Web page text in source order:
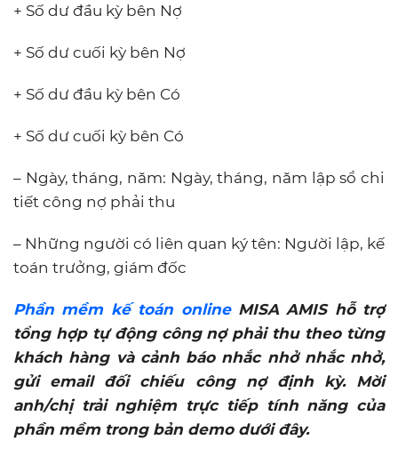
+ Số dư đầu kỳ bên Nợ
+ Số dư cuối kỳ bên Nợ
+ Số dư đầu kỳ bên Có
+ Số dư cuối kỳ bên Có
– Ngày, tháng, năm: Ngày, tháng, năm lập sổ chi
tiết công nợ phải thu
– Những người có liên quan ký tên: Người lập, kế
toán trưởng, giám đốc
Phần mềm kế toán onlineMISA AMIS hỗ trợ
tổng hợp tự động công nợ phải thu theo từng
khách hàng và cảnh báo nhắc nhở nhắc nhở,
gửi email đối chiếu công nợ định kỳ. Mời
anh/chị trải nghiệm trực tiếp tính năng của
phần mềm trong bản demo dưới đây.